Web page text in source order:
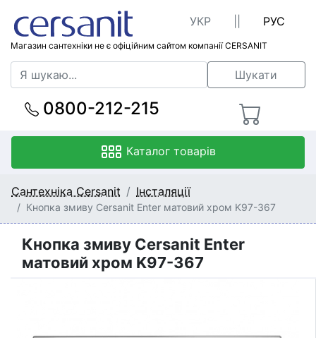
Магазин сантехніки не є офіційним сайтом компанії CERSANIT
УКР РУС
Шукати
0800-212-215
Каталог товарів
Сантехніка Cersanit Інсталяції
Кнопка змиву Cersanit Enter матовий хром K97-367
Кнопка змиву Cersanit Enter
матовий хром K97-367